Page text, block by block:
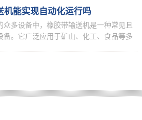
我们
机能实现自动化运行吗
众多设备中，橡胶带输送机是一种常见且
备。它广泛应用于矿山、化工、食品等多